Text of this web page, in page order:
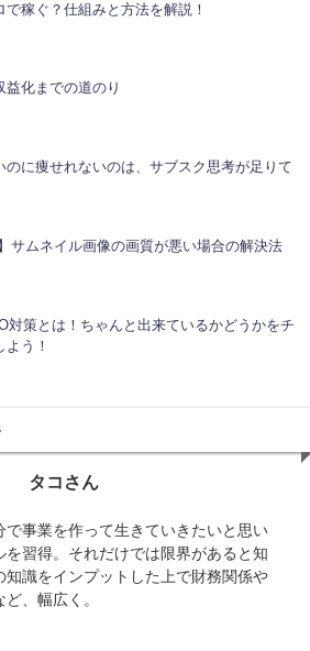
で稼ぐ？仕組みと方法を解説！
益化までの道のり
のに痩せれないのは、サブスク思考が足りて
】サムネイル画像の画質が悪い場合の解決法
対策とは！ちゃんと出来ているかどうかをチ
よう！
タコさん
で事業を作って生きていきたいと思い
を習得。それだけでは限界があると知
知識をインプットした上で財務関係や
、幅広く。